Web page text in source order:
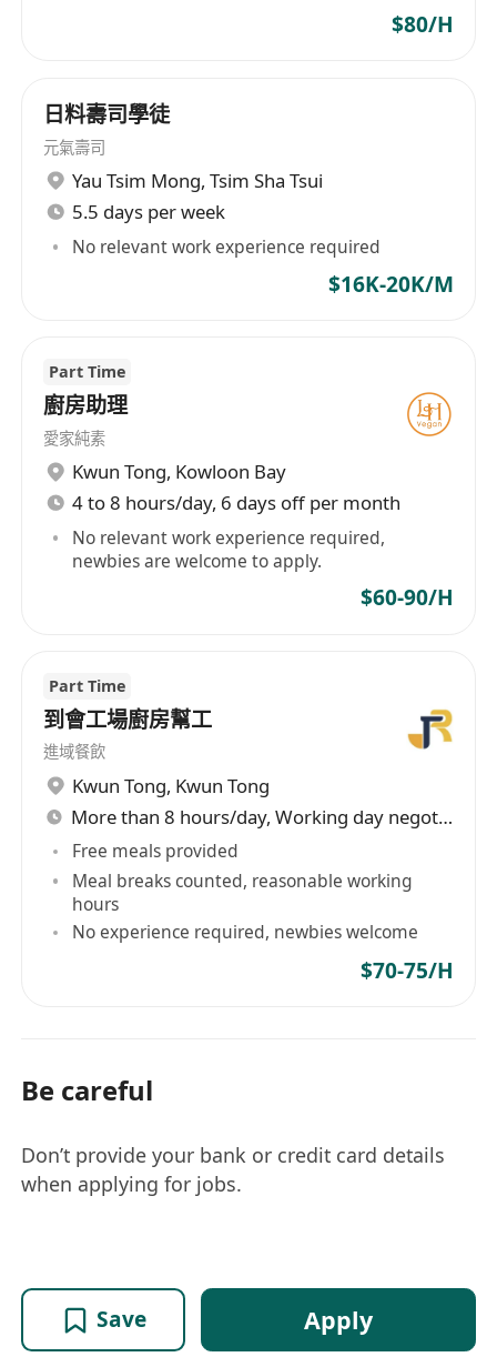
$80/H
日料壽司學徒
元氣壽司
Yau Tsim Mong, Tsim Sha Tsui
5.5 days per week
No relevant work experience required
$16K-20K/M
Part Time
廚房助理
愛家純素
Kwun Tong, Kowloon Bay
4 to 8 hours/day, 6 days off per month
No relevant work experience required,
newbies are welcome to apply.
$60-90/H
Part Time
到會工場廚房幫工
進域餐飲
Kwun Tong, Kwun Tong
More than 8 hours/day, Working day negotiable
Free meals provided
Meal breaks counted, reasonable working
hours
No experience required, newbies welcome
$70-75/H
Be careful
Don’t provide your bank or credit card details
when applying for jobs.
Save Apply